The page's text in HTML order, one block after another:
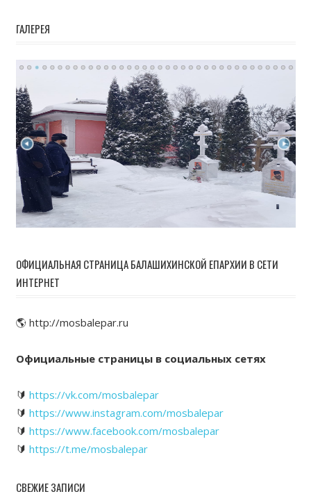
ГАЛЕРЕЯ
ОФИЦИАЛЬНАЯ СТРАНИЦА БАЛАШИХИНСКОЙ ЕПАРХИИ В СЕТИ
ИНТЕРНЕТ
🌎 http://mosbalepar.ru
Официальные страницы в социальных сетях
🔰 https://vk.com/mosbalepar
🔰 https://www.instagram.com/mosbalepar
🔰 https://www.facebook.com/mosbalepar
🔰 https://t.me/mosbalepar
СВЕЖИЕ ЗАПИСИ